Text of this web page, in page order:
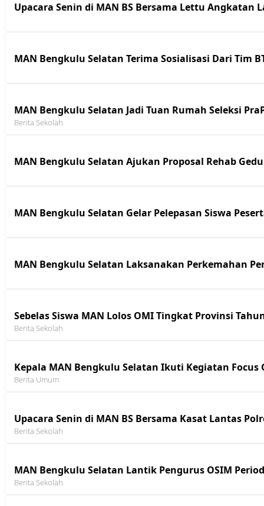
Upacara Senin di MAN BS Bersama Lettu Angkatan
MAN Bengkulu Selatan Terima Sosialisasi Dari Tim
MAN Bengkulu Selatan Jadi Tuan Rumah Seleksi
Berita Sekolah
MAN Bengkulu Selatan Ajukan Proposal Rehab
MAN Bengkulu Selatan Gelar Pelepasan Siswa
MAN Bengkulu Selatan Laksanakan Perkemahan
Sebelas Siswa MAN Lolos OMI Tingkat Provinsi
Berita Sekolah
Kepala MAN Bengkulu Selatan Ikuti Kegiatan Focus
Berita Umum
Upacara Senin di MAN BS Bersama Kasat Lantas
Berita Sekolah
MAN Bengkulu Selatan Lantik Pengurus OSIM
Berita Sekolah